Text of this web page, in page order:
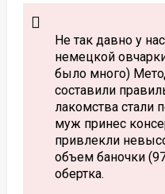
Не так давно у
немецкой
было много)
составили
лакомства стали
муж принес
привлекли
объем баночки
обертка.